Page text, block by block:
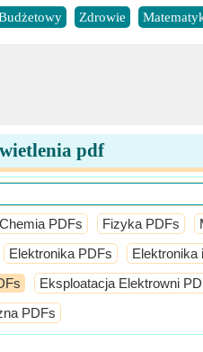
Zdrowie
pdf
Chemia PDFs Fizyka PDFs
Elektronika PDFs Elektronika
Eksploatacja Elektrowni
PDFs